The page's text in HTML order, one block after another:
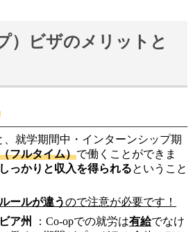
）ビザのメリットと
、就学期間中・インターンシップ期
フルタイム）で働くことができま
っかりと収入を得られるということ
ールが違うので注意が必要です！
ア州
：Co-opでの就労は有給でなけ